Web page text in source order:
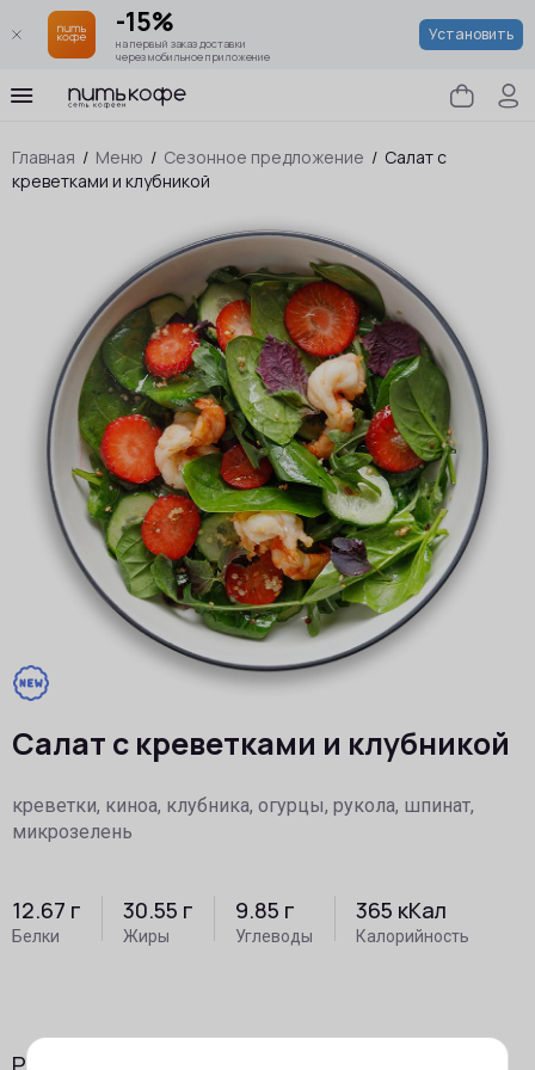
-15%
на первый заказ доставки
через мобильное приложение
Установить
Главная / Меню / Сезонное предложение / Салат с
креветками и клубникой
Салат с креветками и клубникой
креветки, киноа, клубника, огурцы, рукола, шпинат,
микрозелень
12.67 г
Белки
30.55 г
Жиры
9.85 г
Углеводы
365 кКал
Калорийность